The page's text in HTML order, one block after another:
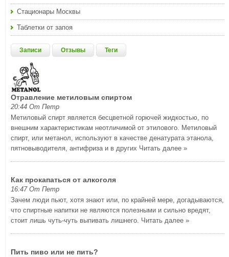
Стационары Москвы
Таблетки от запоя
Записи Отзывы Теги
Отравление метиловым спиртом
20:44 От Петр
Метиловый спирт является бесцветной горючей жидкостью, по
внешним характеристикам неотличимой от этилового. Метиловый
спирт, или метанол, используют в качестве денатурата этанола,
пятновыводителя, антифриза и в других Читать далее »
Как прокапаться от алкоголя
16:47 От Петр
Зачем люди пьют, хотя знают или, по крайней мере, догадываются,
что спиртные напитки не являются полезными и сильно вредят,
стоит лишь чуть-чуть выпивать лишнего. Читать далее »
Пить пиво или не пить?